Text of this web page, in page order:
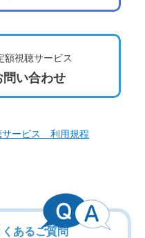
額視聴サービス
問い合わせ
サービス 利用規程
あるご質問